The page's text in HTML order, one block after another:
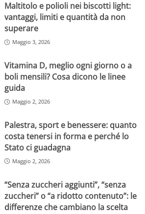
Maltitolo e polioli nei biscotti light:
vantaggi, limiti e quantità da non
superare
Maggio 3, 2026
Vitamina D, meglio ogni giorno o a
boli mensili? Cosa dicono le linee
guida
Maggio 2, 2026
Palestra, sport e benessere: quanto
costa tenersi in forma e perché lo
Stato ci guadagna
Maggio 2, 2026
“Senza zuccheri aggiunti”, “senza
zuccheri” o “a ridotto contenuto”: le
differenze che cambiano la scelta